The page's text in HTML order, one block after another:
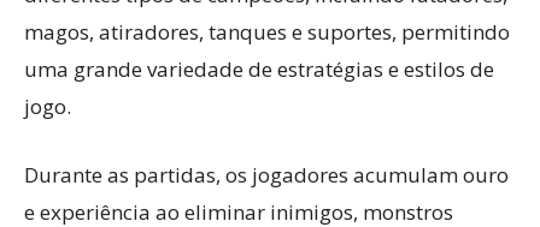
magos, atiradores, tanques e suportes, permitindo
uma grande variedade de estratégias e estilos de
jogo.
Durante as partidas, os jogadores acumulam ouro
e experiência ao eliminar inimigos, monstros